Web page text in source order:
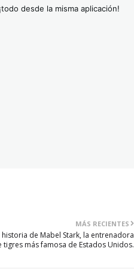
desde la misma aplicación!
MÁS RECIENTES
de Mabel Stark, la entrenadora
tigres más famosa de Estados Unidos.